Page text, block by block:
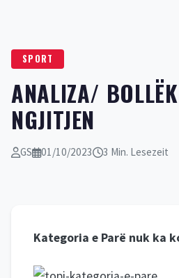
SPORT
ANALIZA/
NGJITJEN
GS 01/10/2023 3 Min. Lesezeit
Kategoria e Parë nuk ka